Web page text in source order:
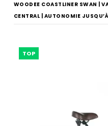
WOODEE COASTLINER SWAN |
CENTRAL | AUTONOMIE
TOP